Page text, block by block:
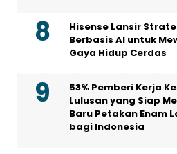
Hisense Lansir
Berbasis AI untuk
Gaya Hidup Cerdas
53% Pemberi Kerja
Lulusan yang Siap
Baru Petakan Enam
bagi Indonesia